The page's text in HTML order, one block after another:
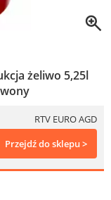
żeliwo 5,25l
RTV EURO AGD
Przejdź do sklepu >